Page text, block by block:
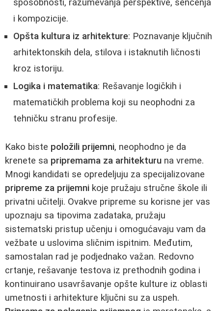
sposobnosti, razumevanja perspektive, senčenja
i kompozicije.
Opšta kultura iz arhitekture: Poznavanje ključnih
arhitektonskih dela, stilova i istaknutih ličnosti
kroz istoriju.
Logika i matematika: Rešavanje logičkih i
matematičkih problema koji su neophodni za
tehničku stranu profesije.
Kako biste položili prijemni, neophodno je da
krenete sa pripremama za arhitekturu na vreme.
Mnogi kandidati se opredeljuju za specijalizovane
pripreme za prijemni koje pružaju stručne škole ili
privatni učitelji. Ovakve pripreme su korisne jer vas
upoznaju sa tipovima zadataka, pružaju
sistematski pristup učenju i omogućavaju vam da
vežbate u uslovima sličnim ispitnim. Međutim,
samostalan rad je podjednako važan. Redovno
crtanje, rešavanje testova iz prethodnih godina i
kontinuirano usavršavanje opšte kulture iz oblasti
umetnosti i arhitekture ključni su za uspeh.